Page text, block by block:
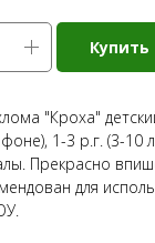
Купить
"Кроха"
1-3 р.г. (3-10
Прекрасно
для